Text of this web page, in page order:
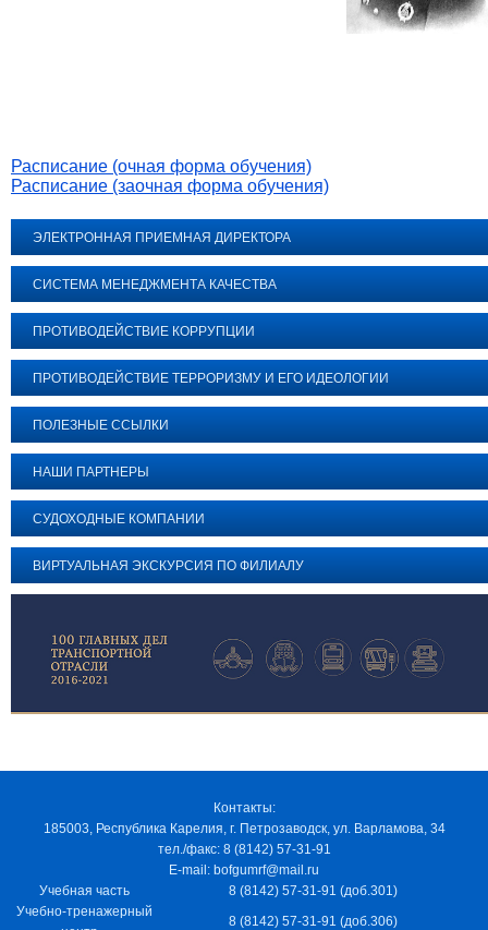
Расписание (очная форма обучения)
Расписание (заочная форма обучения)
ЭЛЕКТРОННАЯ ПРИЕМНАЯ ДИРЕКТОРА
СИСТЕМА МЕНЕДЖМЕНТА КАЧЕСТВА
ПРОТИВОДЕЙСТВИЕ КОРРУПЦИИ
ПРОТИВОДЕЙСТВИЕ ТЕРРОРИЗМУ И ЕГО ИДЕОЛОГИИ
ПОЛЕЗНЫЕ ССЫЛКИ
НАШИ ПАРТНЕРЫ
СУДОХОДНЫЕ КОМПАНИИ
ВИРТУАЛЬНАЯ ЭКСКУРСИЯ ПО ФИЛИАЛУ
Контакты:
185003, Республика Карелия, г. Петрозаводск, ул. Варламова, 34
тел./факс: 8 (8142) 57-31-91
E-mail: bofgumrf@mail.ru
Учебная часть
8 (8142) 57-31-91 (доб.301)
Учебно-тренажерный
8 (8142) 57-31-91 (доб.306)